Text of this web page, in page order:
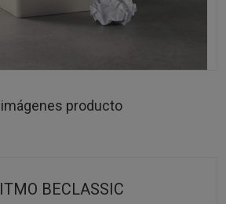
producto
BECLASSIC